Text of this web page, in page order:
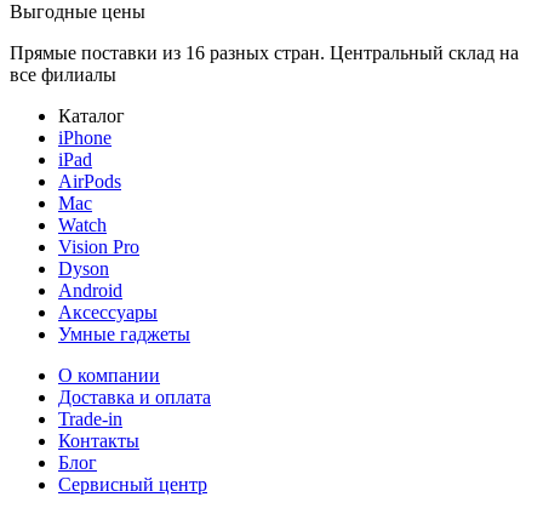
Выгодные цены
Прямые поставки из 16 разных стран. Центральный склад на
все филиалы
Каталог
iPhone
iPad
AirPods
Mac
Watch
Vision Pro
Dyson
Android
Аксессуары
Умные гаджеты
О компании
Доставка и оплата
Trade-in
Контакты
Блог
Сервисный центр